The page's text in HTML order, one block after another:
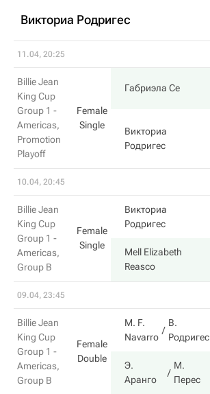
Викториа Родригес
11.04, 20:25
Billie Jean
King Cup
Group 1 -
Americas,
Promotion
Playoff
Female
Single
Габриэла Се
Викториа
Родригес
10.04, 20:45
Billie Jean
King Cup
Group 1 -
Americas,
Group B
Female
Single
Викториа
Родригес
Mell Elizabeth
Reasco
09.04, 23:45
Billie Jean
King Cup
Group 1 -
Americas,
Group B
Female
Double
M. F.
Navarro
В.
Родригес
Э.
Аранго
М.
Перес